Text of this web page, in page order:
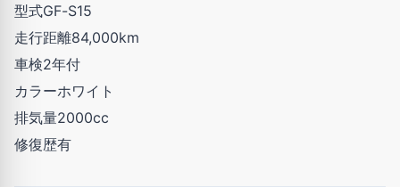
型式GF-S15
走行距離84,000km
車検2年付
カラーホワイト
排気量2000cc
修復歴有